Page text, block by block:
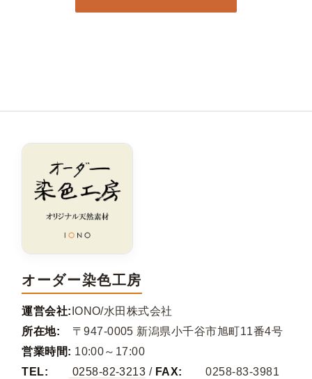
オーダー染色工房
運営会社: IONO/水田株式会社
所在地:
〒947-0005 新潟県小千谷市旭町11番4号
営業時間: 10:00～17:00
TEL:
0258-82-3213 / FAX:
0258-83-3981